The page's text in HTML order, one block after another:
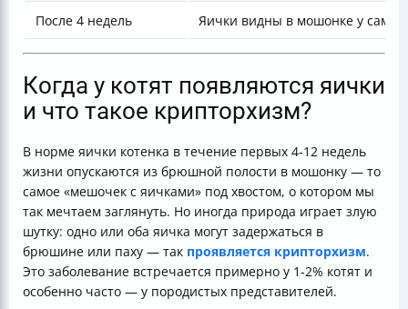
После 4 недель Яички видны в мошонке у
Когда у котят появляются яички
и что такое крипторхизм?
В норме яички котенка в течение первых 4-12 недель
жизни опускаются из брюшной полости в мошонку — то
самое «мешочек с яичками» под хвостом, о котором мы
так мечтаем заглянуть. Но иногда природа играет злую
шутку: одно или оба яичка могут задержаться в
брюшине или паху — так проявляется крипторхизм.
Это заболевание встречается примерно у 1-2% котят и
особенно часто — у породистых представителей.